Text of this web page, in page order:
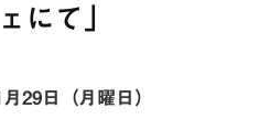
にて」
29日（月曜日）